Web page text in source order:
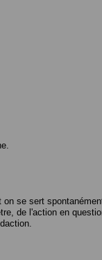
se sert
de l'action en